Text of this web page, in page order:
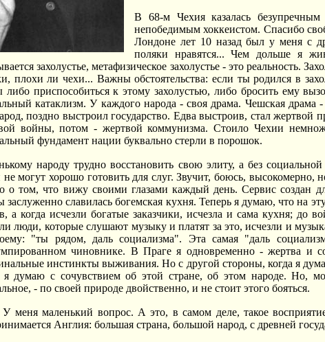
В 68-м Чехия казалась
непобедимым хоккеистом. Спасибо
Лондоне лет 10 назад был у меня с
поляки нравятся... Чем дольше я
захолустье, метафизическое захолустье - это реальность.
плохи ли чехи... Важны обстоятельства: если ты родился в
либо приспособиться к этому захолустью, либо бросить ему
катаклизм. У каждого народа - своя драма. Чешская драма
поздно выстроил государство. Едва выстроив, стал жертвой
войны, потом - жертвой коммунизма. Стоило Чехии
фундамент нации буквально стерли в порошок.
народу трудно восстановить свою элиту, а без
не могут хорошо готовить для слуг. Звучит, боюсь,
о том, что вижу своими глазами каждый день. Сервис создан
заслуженно славилась богемская кухня. Теперь я думаю, что на
а когда исчезли богатые заказчики, исчезла и сама кухня; до
люди, которые слушают музыку и платят за это, исчезли и
"ты рядом, даль социализма". Эта самая "даль
чиновнике. В Праге я одновременно - жертва и
инстинкты выживания. Но с другой стороны, когда я
я думаю с сочувствием об этой стране, об этом народе. Но,
- по своей природе двойственно, и не стоит этого бояться.
У меня маленький вопрос. А это, в самом деле, такое
Англия: большая страна, большой народ, с древней